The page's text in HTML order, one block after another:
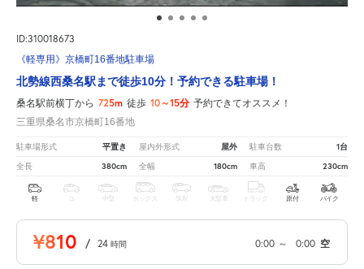
ID:310018673
《軽専用》京橋町16番地駐車場
北勢線西桑名駅まで徒歩10分！予約できる駐車場！
桑名駅前横丁から 725m 徒歩 10～15分 予約できてオススメ！
三重県桑名市京橋町16番地
駐車場形式 平置き 屋内外形式 屋外 駐車台数 1台
全長 380cm 全幅 180cm 車高 230cm
軽 中型 ボックス SUV 大型車 トラック 原付 バイク
¥810 / 24 時間 0:00 ～ 0:00 空